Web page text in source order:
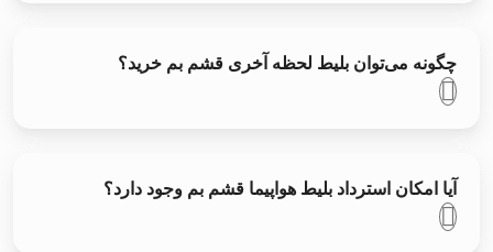
چگونه می‌توان بلیط لحظه آخری قشم بم خرید؟
آیا امکان استرداد بلیط هواپیما قشم بم وجود دارد؟